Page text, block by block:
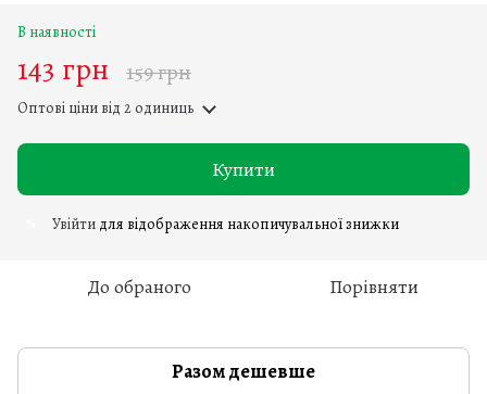
В наявності
143 грн 159 грн
Оптові ціни від 2 одиниць
Купити
Увійти для відображення накопичувальної знижки
До обраного Порівняти
Разом дешевше